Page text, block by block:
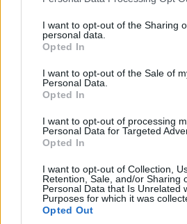
not limited to your visit or usage
grant or deny consent to Google and
use your data for below specified
consent section.
I want to opt-out of the Sharing
personal data.
Opted In
I want to opt-out of the Sale of
Personal Data.
Opted In
I want to opt-out of processing
Personal Data for Targeted
Opted In
I want to opt-out of Collection,
Retention, Sale, and/or Sharing
Personal Data that Is Unrelated
Purposes for which it was
Opted Out
y rico patrimonio cultural,
emocionante de los estados
explorar. Mucha gente en el
tejana antes de ser
Conocida por su exuberancia
amigable; esto es, en parte,
visitar ciudades como Dallas,
Antoniosea ​​una experiencia